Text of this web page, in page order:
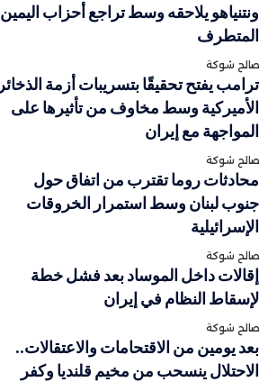
ونتنياهو يلاحقه وسط تراجع أحزاب اليمين
المتطرف
صالح شوكة
ترامب يفتح تحقيقًا بتسريبات أزمة الذخائر
الأميركية وسط مخاوف من تأثيرها على
المواجهة مع إيران
صالح شوكة
محادثات روما تقترب من اتفاق حول
جنوب لبنان وسط استمرار الخروقات
الإسرائيلية
صالح شوكة
إقالات داخل الموساد بعد فشل خطة
لإسقاط النظام في إيران
صالح شوكة
بعد يومين من الاقتحامات والاعتقالات..
الاحتلال ينسحب من مخيم قلنديا وكفر